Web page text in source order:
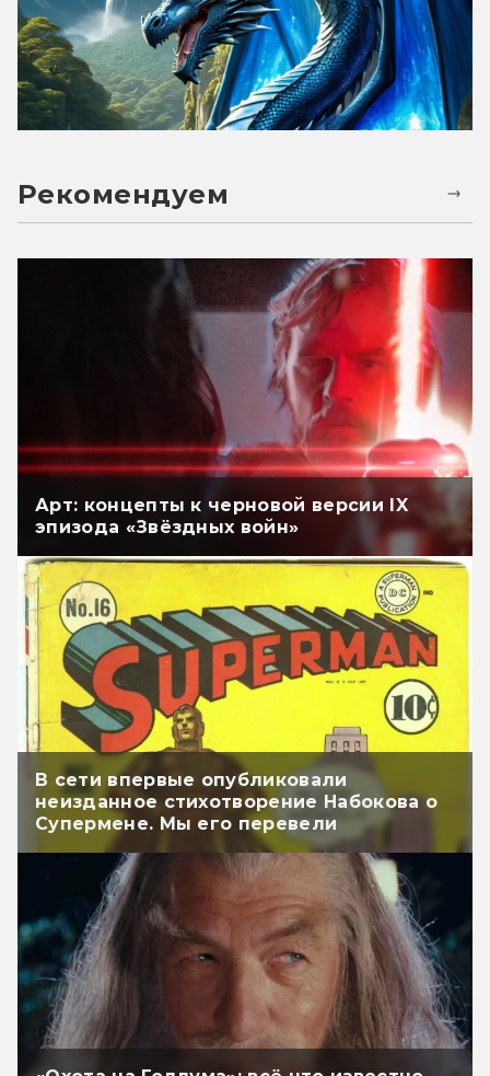
Рекомендуем
Арт: концепты к черновой версии IX
эпизода «Звёздных войн»
В сети впервые опубликовали
неизданное стихотворение Набокова о
Супермене. Мы его перевели